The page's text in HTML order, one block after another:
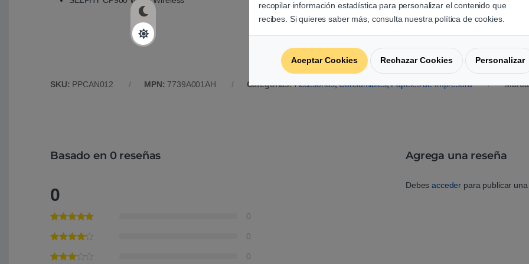
SKU: PPCAN012 MPN: 7739A001AH Categorías:Accesorios,Consumibles,Papeles de Impresora
Basado en 0 reseñas
0
0
0
0
Agrega una reseña
Debesacceder para publicar
recopilar información estadística para personalizar el contenido que
recibes. Si quieres saber más, consulta nuestra política de cookies.
Aceptar Cookies Rechazar Cookies Personalizar